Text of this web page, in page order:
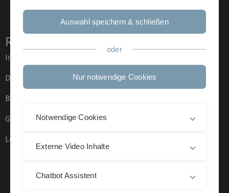
Rechtliche Hinweise
Impressum
Datenschutz
Barrierefreiheit
Gebärdensprache
Leichte Sprache
Auswahl speichern & schließen
oder
Nur notwendige Cookies
Notwendige Cookies
Externe Video Inhalte
Chatbot Assistent